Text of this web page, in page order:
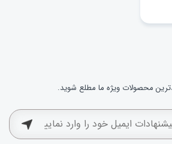
محصولات ویژه ما مطلع شوید.